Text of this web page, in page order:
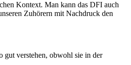
Kontext. Man kann das DFI auch
Zuhörern mit Nachdruck den
gut verstehen, obwohl sie in der